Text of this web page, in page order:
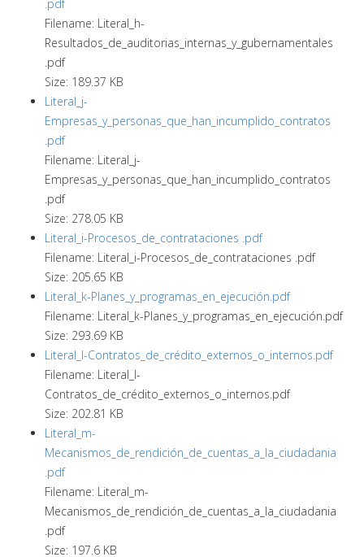
.pdf
Filename: Literal_h-
Resultados_de_auditorias_internas_y_gubernamentales
.pdf
Size: 189.37 KB
Literal_j-
Empresas_y_personas_que_han_incumplido_contratos
.pdf
Filename: Literal_j-
Empresas_y_personas_que_han_incumplido_contratos
.pdf
Size: 278.05 KB
Literal_i-Procesos_de_contrataciones .pdf
Filename: Literal_i-Procesos_de_contrataciones .pdf
Size: 205.65 KB
Literal_k-Planes_y_programas_en_ejecución.pdf
Filename: Literal_k-Planes_y_programas_en_ejecución.pdf
Size: 293.69 KB
Literal_l-Contratos_de_crédito_externos_o_internos.pdf
Filename: Literal_l-
Contratos_de_crédito_externos_o_internos.pdf
Size: 202.81 KB
Literal_m-
Mecanismos_de_rendición_de_cuentas_a_la_ciudadania
.pdf
Filename: Literal_m-
Mecanismos_de_rendición_de_cuentas_a_la_ciudadania
.pdf
Size: 197.6 KB